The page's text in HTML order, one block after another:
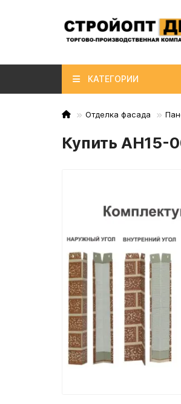
КАТЕГОРИИ
Отделка фасада
Купить AH15-